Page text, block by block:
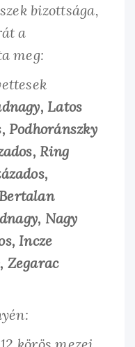
bizottsága,
a
meg:
Latos
Podhoránszky
Ring
Nagy
Incze
Zegarac